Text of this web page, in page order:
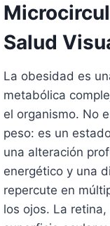
Salud
La obesidad es
metabólica
el organismo. No
peso: es un
una alteración
energético y una
repercute en
los ojos. La